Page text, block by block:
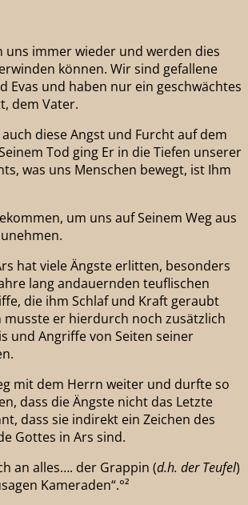
uns immer wieder und werden dies
können. Wir sind gefallene
Evas und haben nur ein geschwächtes
dem Vater.
diese Angst und Furcht auf dem
Tod ging Er in die Tiefen unserer
was uns Menschen bewegt, ist Ihm
um uns auf Seinem Weg aus
hat viele Ängste erlitten, besonders
lang andauernden teuflischen
die ihm Schlaf und Kraft geraubt
musste er hierdurch noch zusätzlich
und Angriffe von Seiten seiner
mit dem Herrn weiter und durfte so
dass die Ängste nicht das Letzte
dass sie indirekt ein Zeichen des
Gottes in Ars sind.
an alles…. der Grappin (d.h. der Teufel)
Kameraden“.°²